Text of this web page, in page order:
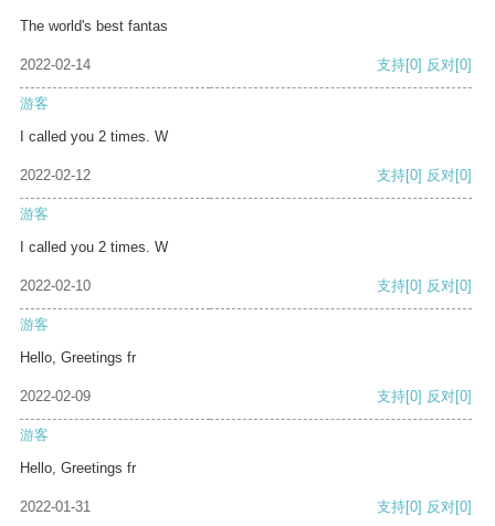
The world's best fantas
2022-02-14 支持[0] 反对[0]
游客
I called you 2 times. W
2022-02-12 支持[0] 反对[0]
游客
I called you 2 times. W
2022-02-10 支持[0] 反对[0]
游客
Hello, Greetings fr
2022-02-09 支持[0] 反对[0]
游客
Hello, Greetings fr
2022-01-31 支持[0] 反对[0]